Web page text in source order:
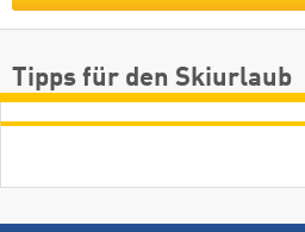
Tipps für den Skiurlaub